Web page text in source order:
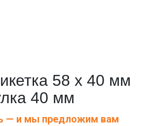
58 х 40 мм
40 мм
— и мы предложим вам